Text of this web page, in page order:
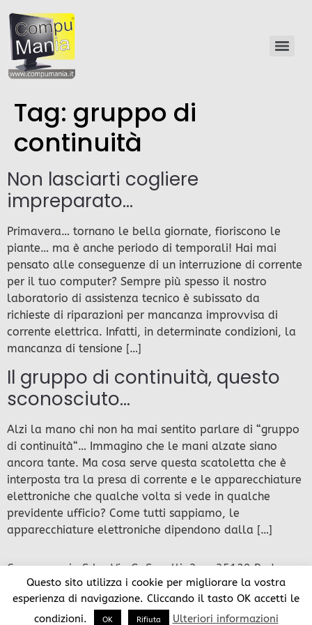
Tag: gruppo di
continuità
Non lasciarti cogliere
impreparato…
Primavera… tornano le bella giornate, fioriscono le
piante… ma è anche periodo di temporali! Hai mai
pensato alle conseguenze di un interruzione di corrente
per il tuo computer? Sempre più spesso il nostro
laboratorio di assistenza tecnico è subissato da
richieste di riparazioni per mancanza improvvisa di
corrente elettrica. Infatti, in determinate condizioni, la
mancanza di tensione […]
Il gruppo di continuità, questo
sconosciuto…
Alzi la mano chi non ha mai sentito parlare di “gruppo
di continuità“… Immagino che le mani alzate siano
ancora tante. Ma cosa serve questa scatoletta che è
interposta tra la presa di corrente e le apparecchiature
elettroniche che qualche volta si vede in qualche
previdente ufficio? Come tutti sappiamo, le
apparecchiature elettroniche dipendono dalla […]
Compumania Srl – Via G. Savelli, 3c – 35129 Padova –
Italy Cap. Soc. 100.000 € i.v. – CCIAPP Padova 202708
– Iscr. Trib. Reg. Soc. 27329 Vol. Doc. 32637 P.I. e C.F.
01303760282 – (R) Tutti i diritti riservati
Questo sito utilizza i cookie per migliorare la vostra
esperienza di navigazione. Cliccando il tasto OK accetti le
condizioni.
OK Rifiuta Ulteriori informazioni